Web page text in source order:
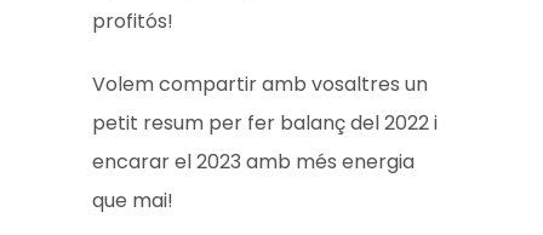
profitós!
Volem compartir amb vosaltres un
petit resum per fer balanç del 2022 i
encarar el 2023 amb més energia
que mai!